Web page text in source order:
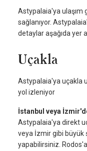
Astypalaia'ya ulaşım
sağlanıyor.
detaylar aşağıda yer
Uçakla
Astypalaia'ya uçakla
yol izleniyor
İstanbul veya
Astypalaia'ya direkt
veya İzmir gibi büyük
yapabilirsiniz.